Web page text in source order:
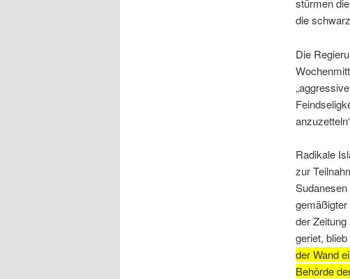
stürmen
die
Die
Radikale
zur
gemäßigter
der Zeitung
geriet,
der Wand
Behörde